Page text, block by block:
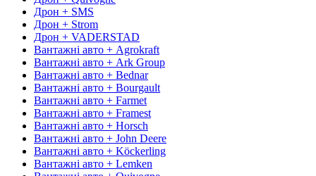
Дрон + SMS
Дрон + Strom
Дрон + VADERSTAD
Вантажні авто + Agrokraft
Вантажні авто + Ark Group
Вантажні авто + Bednar
Вантажні авто + Bourgault
Вантажні авто + Farmet
Вантажні авто + Framest
Вантажні авто + Horsch
Вантажні авто + John Deere
Вантажні авто + Köckerling
Вантажні авто + Lemken